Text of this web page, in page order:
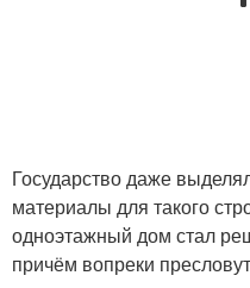
Государство даже
материалы для такого
одноэтажный дом стал
причём вопреки